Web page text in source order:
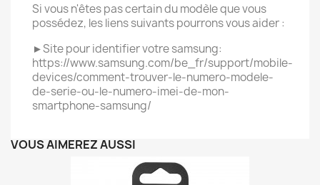
Si vous n'êtes pas certain du modèle que vous
possédez, les liens suivants pourrons vous aider :
►Site pour identifier votre samsung:
https://www.samsung.com/be_fr/support/mobile-
devices/comment-trouver-le-numero-modele-
de-serie-ou-le-numero-imei-de-mon-
smartphone-samsung/
VOUS AIMEREZ AUSSI